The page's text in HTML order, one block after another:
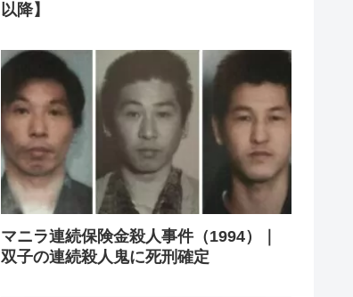
以降】
マニラ連続保険金殺人事件（1994）｜
双子の連続殺人鬼に死刑確定